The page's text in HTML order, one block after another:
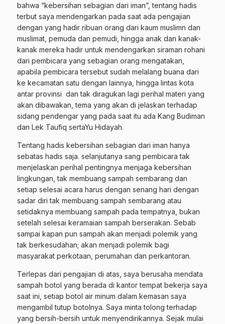
bahwa “kebersihan sebagian dari iman”, tentang hadis
terbut saya mendengarkan pada saat ada pengajian
dengan yang hadir ribuan orang dari kaum muslimn dan
muslimat, pemuda dan pemudi, hingga anak dan kanak-
kanak mereka hadir untuk mendengarkan siraman rohani
dari pembicara yang sebagian orang mengatakan,
apabila pembicara tersebut sudah melalang buana dari
ke kecamatan satu dengan lainnya, hingga lintas kota
antar provinsi dan tak diragukan lagi perihal materi yang
akan dibawakan, tema yang akan di jelaskan terhadap
sidang pendengar yang pada saat itu ada Kang Budiman
dan Lek Taufiq sertaYu Hidayah.
Tentang hadis kebersihan sebagian dari iman hanya
sebatas hadis saja. selanjutanya sang pembicara tak
menjelaskan perihal pentingnya menjaga kebersihan
lingkungan, tak membuang sampah sembarang dan
setiap selesai acara harus dengan senang hari dengan
sadar diri tak membuang sampah sembarang atau
setidaknya membuang sampah pada tempatnya, bukan
setelah selesai keramaian sampah berserakan. Sebab
sampai kapan pun sampah akan menjadi polemik yang
tak berkesudahan; akan menjadi polemik bagi
masyarakat perkotaan, perumahan dan perkantoran.
Terlepas dari pengajian di atas, saya berusaha mendata
sampah botol yang berada di kantor tempat bekerja saya
saat ini, setiap botol air minum dalam kemasan saya
mengambil tutup botolnya. Saya minta tolong terhadap
yang bersih-bersih untuk menyendirikannya. Sejak mulai